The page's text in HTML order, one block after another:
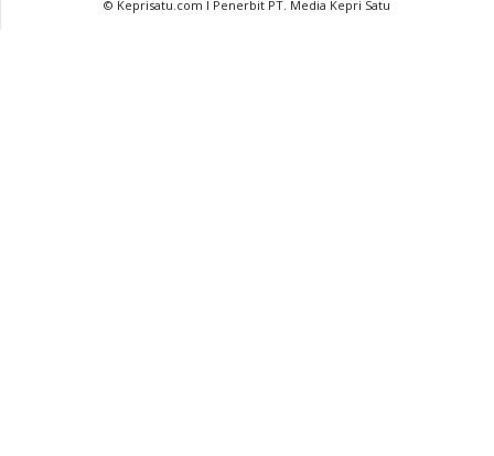
© Keprisatu.com I Penerbit PT. Media Kepri Satu